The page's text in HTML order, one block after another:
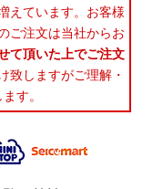
えています。お客様
ご注文は当社からお
て頂いた上でご注文
致しますがご理解・
す。